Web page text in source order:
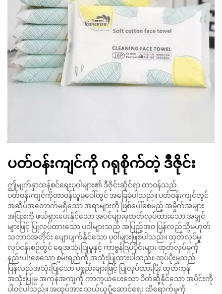
ပတ်ဝန်းကျင်ကို ဂရုစိုက်တဲ့ ဒီဇိုင်း
ဤမျက်နှာသန့်စင်ရေးပုဝါများ၏ ဒီဇိုင်းဆိုင်ရာ တာဝန်သည်
ပတ်ဝန်းကျင်ကိုတာဝန်ယူမှုပေါ်တွင် အခြေခံပါသည်။ ပတ်ဝန်းကျင်တွင်
အဆိပ်အတောက်မရှိသော အရာများကို ဖြစ်ပေါ်စေမည့် အမှိုက်အများ
အပြားကို ဖယ်ရှားပေးနိုင်သော အပင်များမှထုတ်လုပ်ထားသော အမျှင်
များဖြင့် ပြုလုပ်ထားသော ပုဝါများသည် အပြည့်အဝ ပြန်လည်သို့မဟုတ်
သဘာဝအတိုင်း ပျောပျက်နိုင်သော ပုဝါများဖြစ်ပါသည်။ ထုတ်လုပ်မှု
လုပ်ငန်းစဉ်တွင် ရေအသုံးပြုမှုနှင့် ကာဗွန်ဒြပ်ပိုင်းများ ထုတ်လုပ်မှုကို
နည်းပါးစေသော စွမ်းရည်ကို အသုံးပြုထားပါသည်။ ထုပ်ပိုးမှုသည်
ပြန်လည်အသုံးပြုသော ပစ္စည်းများဖြင့် ပြုလုပ်ထားပြီး ထုတ်ကုန်
အသုံးပြုမှု အကုန်အကျကို ကာကွယ်ပေးသော ပိတ်ဆို့နိုင်သော အပိုင်းကို
ပါဝင်ပါသည်။ အထုပ်အား သယ်ယူပို့ဆောင်ရေး ထိရောက်မှုကို